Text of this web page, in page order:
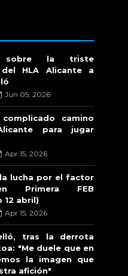
sobre la triste
HLA Alicante a
Jun 05, 2026
camino
para jugar
Apr 15, 2026
lucha por el factor
Primera FEB
12 abril)
Apr 15, 2026
tras la derrota
"Me duele que en
la imagen que
afición"